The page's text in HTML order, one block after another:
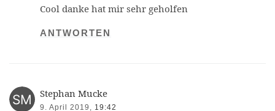
Cool danke hat mir sehr geholfen
ANTWORTEN
Stephan Mucke
9. April 2019, 19:42